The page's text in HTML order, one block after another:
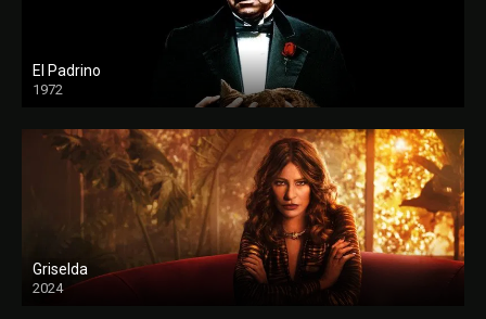
El Padrino
1972
FULL HD
Griselda
2024